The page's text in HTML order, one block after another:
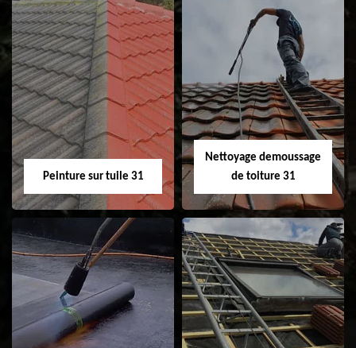
Nettoyage et
ravalement de
façade 31
Isolation toiture 31
Peinture sur tuile 31
Peinture sur tuile
31
Nettoyage demoussage
de toiture 31
Nettoyage
demoussage de
toiture 31